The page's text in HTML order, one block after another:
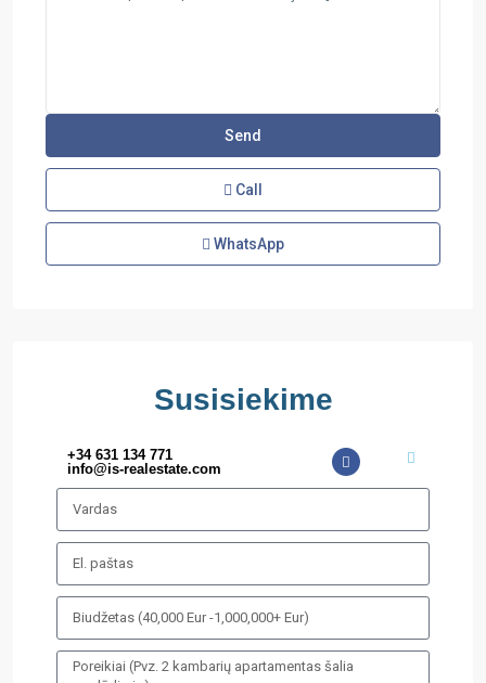
Call
WhatsApp
Susisiekime
+34 631 134 771
info@is-realestate.com